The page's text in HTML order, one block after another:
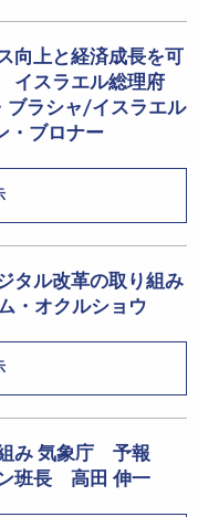
向上と経済成長を可
イスラエル総理府
ラシャ/イスラエル
ブロナー
タル改革の取り組み
・オクルショウ
み 気象庁 予報
班長 高田 伸一